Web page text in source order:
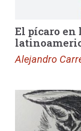
El pícaro
Alejandro